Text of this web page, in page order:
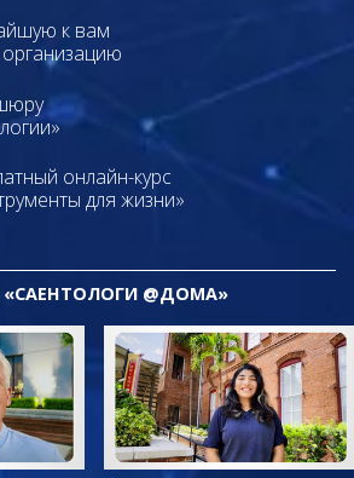
к вам
онлайн-курс
для жизни»
@ДОМА»